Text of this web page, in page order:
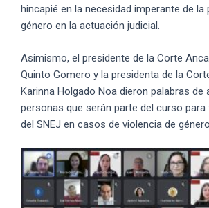
hincapié en la necesidad imperante de la
género en la actuación judicial.
Asimismo, el presidente de la Corte
Quinto Gomero y la presidenta de la
Karinna Holgado Noa dieron palabras de
personas que serán parte del curso para
del SNEJ en casos de violencia de